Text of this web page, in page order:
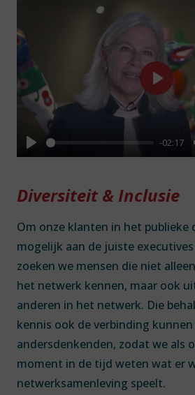
Play
-02:17
Play
Diversiteit & Inclusie
Om onze klanten in het publieke
mogelijk aan de juiste
zoeken we mensen die niet
het netwerk kennen, maar ook
anderen in het netwerk. Die
kennis ook de verbinding
andersdenkenden, zodat we als
moment in de tijd weten wat er
netwerksamenleving speelt.